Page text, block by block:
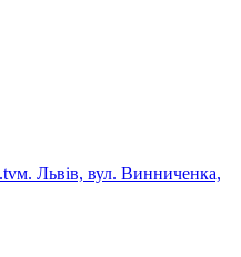
м. Львів, вул. Винниченка,